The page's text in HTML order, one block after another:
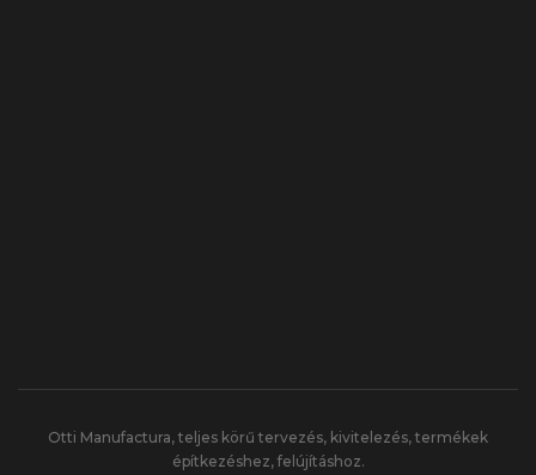
Otti Manufactura, teljes körű tervezés, kivitelezés, termékek
építkezéshez, felújításhoz.